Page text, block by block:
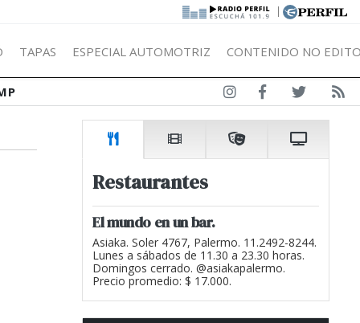
|
TAPAS ESPECIAL AUTOMOTRIZ CONTENIDO NO
Restaurantes
El mundo en un bar.
Asiaka. Soler 4767, Palermo. 11.2492-8244.
Lunes a sábados de 11.30 a 23.30 horas.
Domingos cerrado. @asiakapalermo.
Precio promedio: $ 17.000.